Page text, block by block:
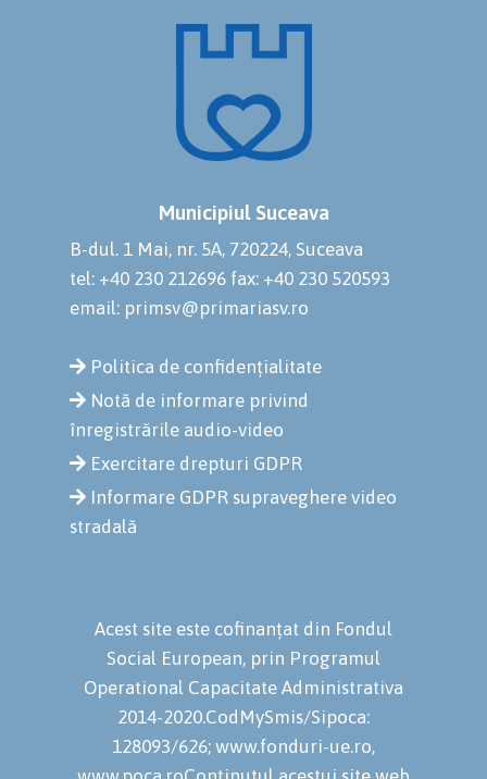
Municipiul Suceava
B-dul. 1 Mai, nr. 5A, 720224, Suceava
tel: +40 230 212696 fax: +40 230 520593
email: primsv@primariasv.ro
Politica de confidențialitate
Notă de informare privind
înregistrările audio-video
Exercitare drepturi GDPR
Informare GDPR supraveghere video
stradală
Acest site este cofinanțat din Fondul
Social European, prin Programul
Operational Capacitate Administrativa
2014-2020.CodMySmis/Sipoca:
128093/626; www.fonduri-ue.ro,